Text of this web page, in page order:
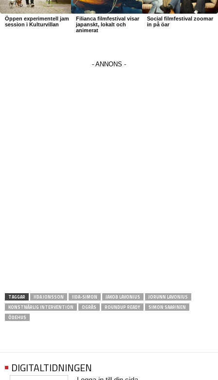
Öppen experimentell jam
session i Kulturvillan
Filianca filmfestival visar
japanskt, lokalt och
animerat
Social filmfestival zoomar
in på öar
TAGGAR IIDA JONSSON IIDA-SIMON JAKOB LAVONIUS
JORUNN LAVONIUS
KONSTNÄRLIG INTERVENTION
OGRÄS ROUNDUP READY
SIMON SAARINEN
ÖDEHUS
DIGITALTIDNINGEN